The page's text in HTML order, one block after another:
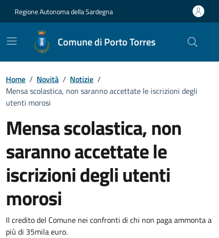
Regione Autonoma della Sardegna
Comune di Porto Torres
Home / Novità / Notizie /
Mensa scolastica, non saranno accettate le iscrizioni degli
utenti morosi
Mensa scolastica, non
saranno accettate le
iscrizioni degli utenti
morosi
Dettagli della notizia
Il credito del Comune nei confronti di chi non paga ammonta a
più di 35mila euro.